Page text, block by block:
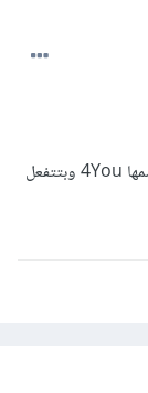
وأسهل فيزا للدفع هي فيزا البنك العربي الأفريقي واسمها 4You وبتتفعل